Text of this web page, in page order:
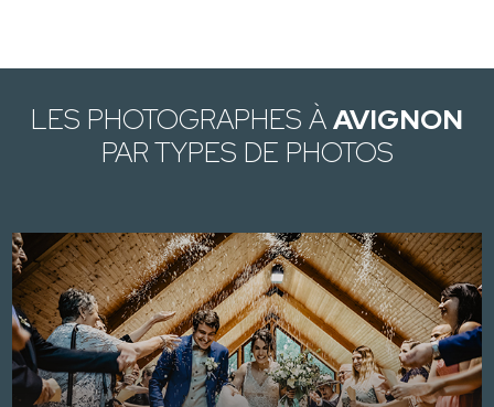
LES PHOTOGRAPHES ÀAVIGNON
PAR TYPES DE PHOTOS